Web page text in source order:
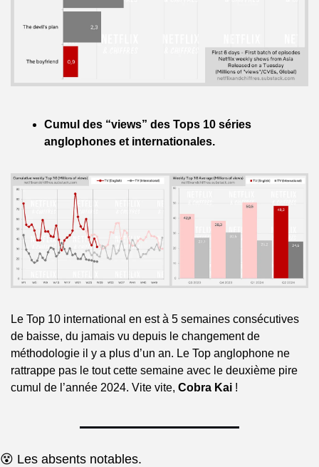
Cumul des “views” des Tops 10 séries
anglophones et internationales.
Le Top 10 international en est à 5 semaines consécutives
de baisse, du jamais vu depuis le changement de
méthodologie il y a plus d’un an. Le Top anglophone ne
rattrappe pas le tout cette semaine avec le deuxième pire
cumul de l’année 2024. Vite vite, Cobra Kai !
😵 Les absents notables.